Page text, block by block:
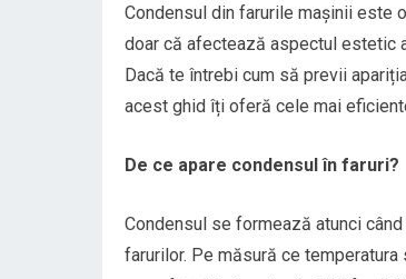
Condensul din farurile mașinii este
doar că afectează aspectul estetic
Dacă te întrebi cum să previi
acest ghid îți oferă cele mai
De ce apare condensul în faruri?
Condensul se formează atunci
farurilor. Pe măsură ce